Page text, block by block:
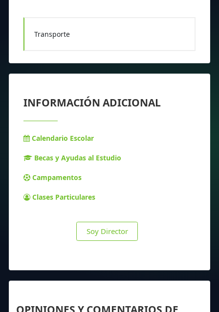
Transporte
INFORMACIÓN ADICIONAL
Calendario Escolar
Becas y Ayudas al Estudio
Campamentos
Clases Particulares
Soy Director